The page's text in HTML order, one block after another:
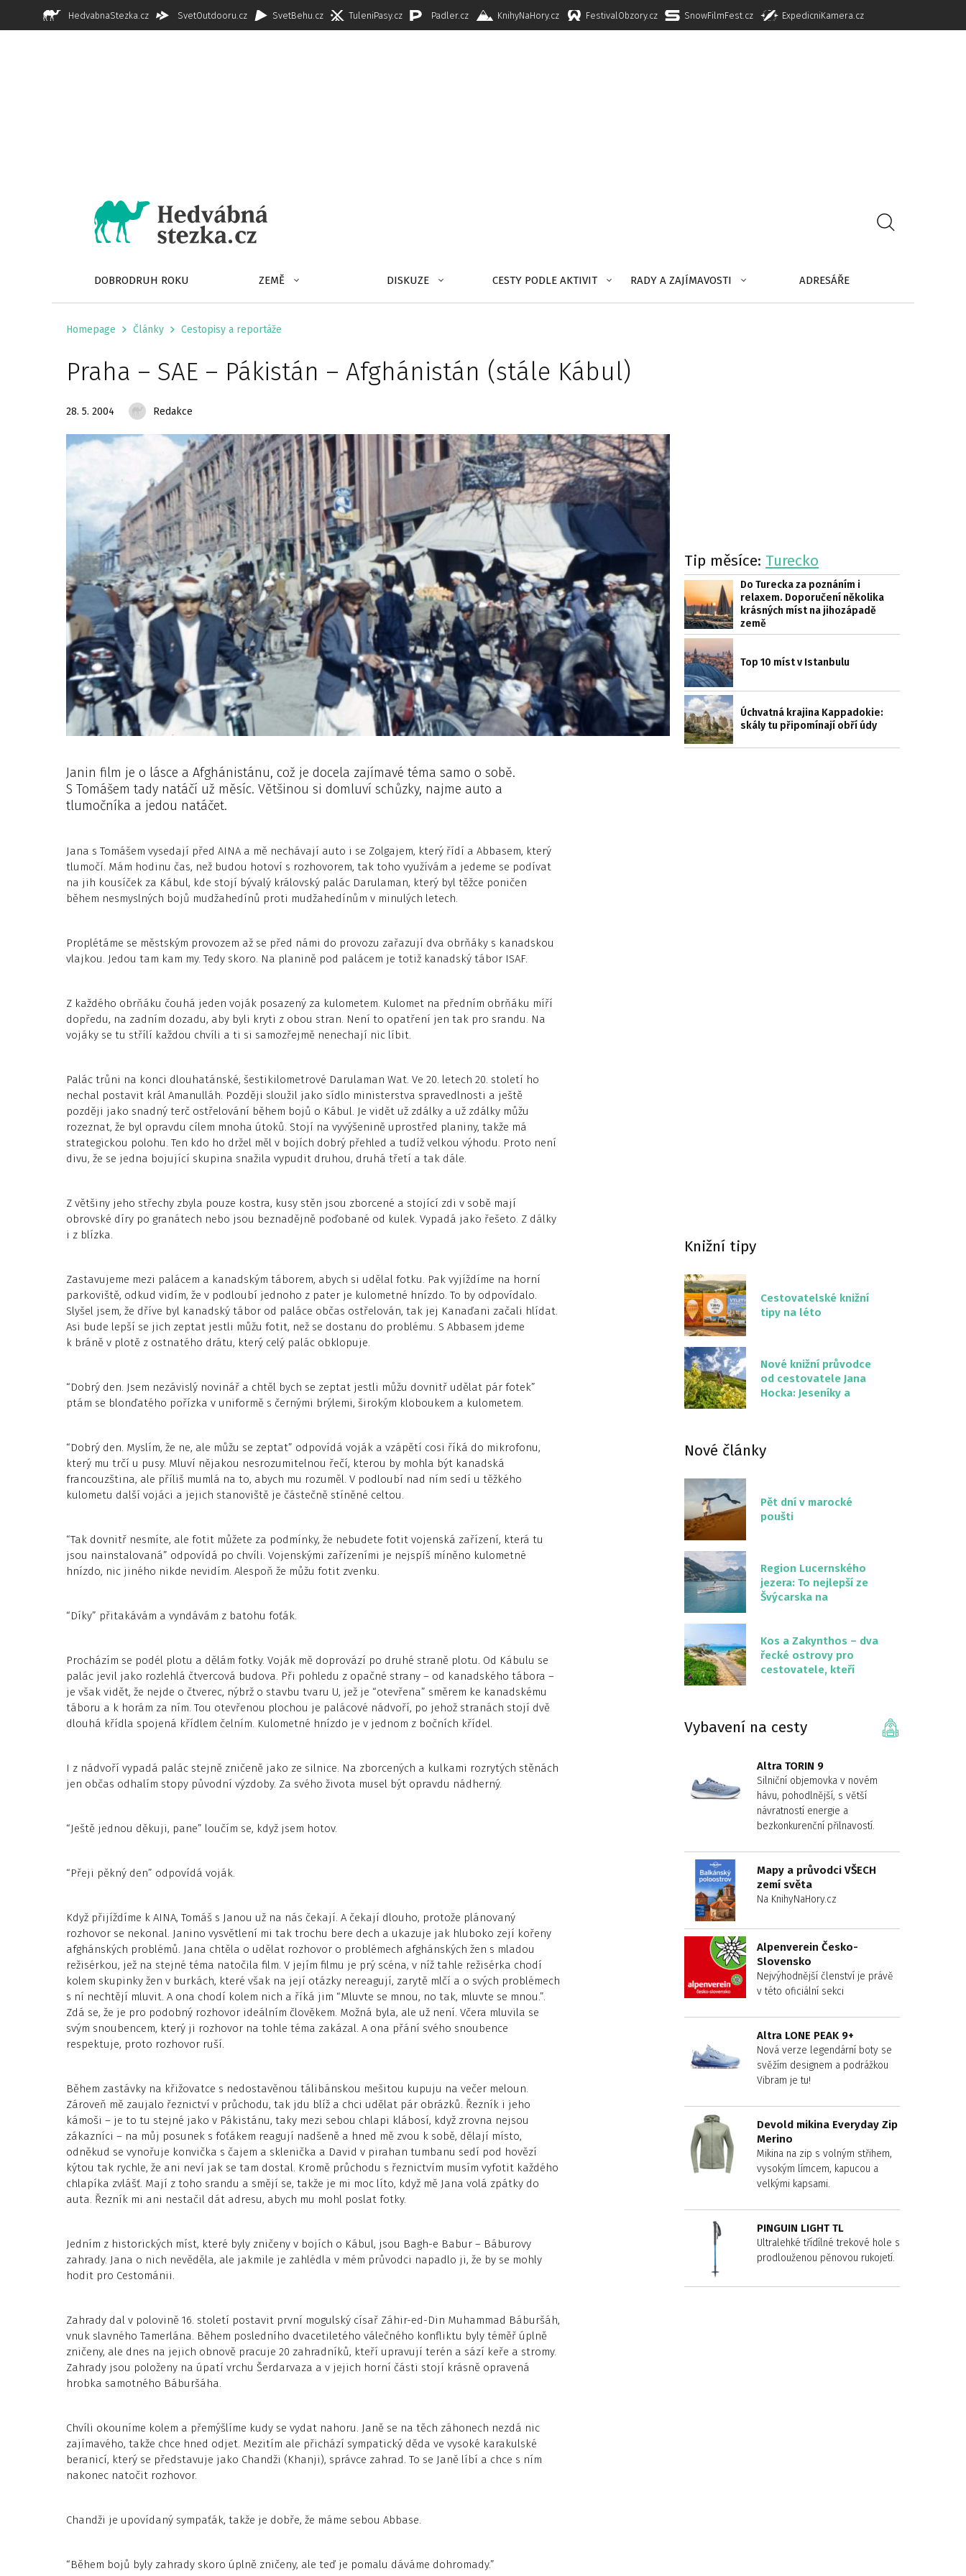
HedvabnaStezka.cz SvetOutdooru.cz SvetBehu.cz TuleniPasy.cz Padler.cz KnihyNaHory.cz FestivalObzory.cz SnowFilmFest.cz ExpedicniKamera.cz
DOBRODRUH ROKU ZEMĚ DISKUZE CESTY PODLE AKTIVIT RADY A ZAJÍMAVOSTI ADRESÁŘE
Homepage Články Cestopisy a reportáže
Praha – SAE – Pákistán – Afghánistán (stále Kábul)
28. 5. 2004 Redakce
Janin film je o lásce a Afghánistánu, což je docela zajímavé téma samo o sobě.
S Tomášem tady natáčí už měsíc. Většinou si domluví schůzky, najme auto a
tlumočníka a jedou natáčet.
Jana s Tomášem vysedají před AINA a mě nechávají auto i se Zolgajem, který řídí a Abbasem, který
tlumočí. Mám hodinu čas, než budou hotoví s rozhovorem, tak toho využívám a jedeme se podívat
na jih kousíček za Kábul, kde stojí bývalý královský palác Darulaman, který byl těžce poničen
během nesmyslných bojů mudžahedínů proti mudžahedínům v minulých letech.
Proplétáme se městským provozem až se před námi do provozu zařazují dva obrňáky s kanadskou
vlajkou. Jedou tam kam my. Tedy skoro. Na planině pod palácem je totiž kanadský tábor ISAF.
Z každého obrňáku čouhá jeden voják posazený za kulometem. Kulomet na předním obrňáku míří
dopředu, na zadním dozadu, aby byli kryti z obou stran. Není to opatření jen tak pro srandu. Na
vojáky se tu střílí každou chvíli a ti si samozřejmě nenechají nic líbit.
Palác trůni na konci dlouhatánské, šestikilometrové Darulaman Wat. Ve 20. letech 20. století ho
nechal postavit král Amanulláh. Později sloužil jako sídlo ministerstva spravedlnosti a ještě
později jako snadný terč ostřelování během bojů o Kábul. Je vidět už zdálky a už zdálky můžu
rozeznat, že byl opravdu cílem mnoha útoků. Stojí na vyvýšenině uprostřed planiny, takže má
strategickou polohu. Ten kdo ho držel měl v bojích dobrý přehled a tudíž velkou výhodu. Proto není
divu, že se jedna bojující skupina snažila vypudit druhou, druhá třetí a tak dále.
Z většiny jeho střechy zbyla pouze kostra, kusy stěn jsou zborcené a stojící zdi v sobě mají
obrovské díry po granátech nebo jsou beznadějně poďobané od kulek. Vypadá jako řešeto. Z dálky
i z blízka.
Zastavujeme mezi palácem a kanadským táborem, abych si udělal fotku. Pak vyjíždíme na horní
parkoviště, odkud vidím, že v podloubí jednoho z pater je kulometné hnízdo. To by odpovídalo.
Slyšel jsem, že dříve byl kanadský tábor od paláce občas ostřelován, tak jej Kanaďani začali hlídat.
Asi bude lepší se jich zeptat jestli můžu fotit, než se dostanu do problému. S Abbasem jdeme
k bráně v plotě z ostnatého drátu, který celý palác obklopuje.
“Dobrý den. Jsem nezávislý novinář a chtěl bych se zeptat jestli můžu dovnitř udělat pár fotek”
ptám se blonďatého pořízka v uniformě s černými brýlemi, širokým kloboukem a kulometem.
“Dobrý den. Myslím, že ne, ale můžu se zeptat” odpovídá voják a vzápětí cosi říká do mikrofonu,
který mu trčí u pusy. Mluví nějakou nesrozumitelnou řečí, kterou by mohla být kanadská
francouzština, ale příliš mumlá na to, abych mu rozuměl. V podloubí nad ním sedí u těžkého
kulometu další vojáci a jejich stanoviště je částečně stíněné celtou.
“Tak dovnitř nesmíte, ale fotit můžete za podmínky, že nebudete fotit vojenská zařízení, která tu
jsou nainstalovaná” odpovídá po chvíli. Vojenskými zařízeními je nejspíš míněno kulometné
hnízdo, nic jiného nikde nevidím. Alespoň že můžu fotit zvenku.
“Díky” přitakávám a vyndávám z batohu foťák.
Procházím se podél plotu a dělám fotky. Voják mě doprovází po druhé straně plotu. Od Kábulu se
palác jevil jako rozlehlá čtvercová budova. Při pohledu z opačné strany – od kanadského tábora –
je však vidět, že nejde o čtverec, nýbrž o stavbu tvaru U, jež je “otevřena” směrem ke kanadskému
táboru a k horám za ním. Tou otevřenou plochou je palácové nádvoří, po jehož stranách stojí dvě
dlouhá křídla spojená křídlem čelním. Kulometné hnízdo je v jednom z bočních křídel.
I z nádvoří vypadá palác stejně zničeně jako ze silnice. Na zborcených a kulkami rozrytých stěnách
jen občas odhalím stopy původní výzdoby. Za svého života musel být opravdu nádherný.
“Ještě jednou děkuji, pane” loučím se, když jsem hotov.
“Přeji pěkný den” odpovídá voják.
Když přijíždíme k AINA, Tomáš s Janou už na nás čekají. A čekají dlouho, protože plánovaný
rozhovor se nekonal. Janino vysvětlení mi tak trochu bere dech a ukazuje jak hluboko zejí kořeny
afghánských problémů. Jana chtěla o udělat rozhovor o problémech afghánských žen s mladou
režisérkou, jež na stejné téma natočila film. V jejím filmu je prý scéna, v níž tahle režisérka chodí
kolem skupinky žen v burkách, které však na její otázky nereagují, zarytě mlčí a o svých problémech
s ní nechtějí mluvit. A ona chodí kolem nich a říká jim “Mluvte se mnou, no tak, mluvte se mnou.”.
Zdá se, že je pro podobný rozhovor ideálním člověkem. Možná byla, ale už není. Včera mluvila se
svým snoubencem, který ji rozhovor na tohle téma zakázal. A ona přání svého snoubence
respektuje, proto rozhovor ruší.
Během zastávky na křižovatce s nedostavěnou tálibánskou mešitou kupuju na večer meloun.
Zároveň mě zaujalo řeznictví v průchodu, tak jdu blíž a chci udělat pár obrázků. Řezník i jeho
kámoši – je to tu stejné jako v Pákistánu, taky mezi sebou chlapi klábosí, když zrovna nejsou
zákazníci – na můj posunek s foťákem reagují nadšeně a hned mě zvou k sobě, dělají místo,
odněkud se vynořuje konvička s čajem a sklenička a David v pirahan tumbanu sedí pod hovězí
kýtou tak rychle, že ani neví jak se tam dostal. Kromě průchodu s řeznictvím musím vyfotit každého
chlapíka zvlášť. Mají z toho srandu a smějí se, takže je mi moc líto, když mě Jana volá zpátky do
auta. Řezník mi ani nestačil dát adresu, abych mu mohl poslat fotky.
Jedním z historických míst, které byly zničeny v bojích o Kábul, jsou Bagh-e Babur – Báburovy
zahrady. Jana o nich nevěděla, ale jakmile je zahlédla v mém průvodci napadlo ji, že by se mohly
hodit pro Cestománii.
Zahrady dal v polovině 16. století postavit první mogulský císař Záhir-ed-Din Muhammad Báburšáh,
vnuk slavného Tamerlána. Během posledního dvacetiletého válečného konfliktu byly téměř úplně
zničeny, ale dnes na jejich obnově pracuje 20 zahradníků, kteří upravují terén a sází keře a stromy.
Zahrady jsou položeny na úpatí vrchu Šerdarvaza a v jejich horní části stojí krásně opravená
hrobka samotného Báburšáha.
Chvíli okouníme kolem a přemýšlíme kudy se vydat nahoru. Janě se na těch záhonech nezdá nic
zajímavého, takže chce hned odjet. Mezitím ale přichází sympatický děda ve vysoké karakulské
beranicí, který se představuje jako Chandži (Khanji), správce zahrad. To se Janě líbí a chce s ním
nakonec natočit rozhovor.
Chandži je upovídaný sympaťák, takže je dobře, že máme sebou Abbase.
“Během bojů byly zahrady skoro úplně zničeny, ale teď je pomalu dáváme dohromady.”
Tip měsíce: Turecko
Do Turecka za poznáním i
relaxem. Doporučení několika
krásných míst na jihozápadě
země
Top 10 míst v Istanbulu
Úchvatná krajina Kappadokie:
skály tu připomínají obří údy
Knižní tipy
Cestovatelské knižní
tipy na léto
Nové knižní průvodce
od cestovatele Jana
Hocka: Jeseníky a
Nové články
Pět dní v marocké
poušti
Region Lucernského
jezera: To nejlepší ze
Švýcarska na
Kos a Zakynthos – dva
řecké ostrovy pro
cestovatele, kteří
Vybavení na cesty
Altra TORIN 9
Silniční objemovka v novém
hávu, pohodlnější, s větší
návratností energie a
bezkonkurenční přilnavostí.
Mapy a průvodci VŠECH
zemí světa
Na KnihyNaHory.cz
Alpenverein Česko-
Slovensko
Nejvýhodnější členství je právě
v této oficiální sekci
Altra LONE PEAK 9+
Nová verze legendární boty se
svěžím designem a podrážkou
Vibram je tu!
Devold mikina Everyday Zip
Merino
Mikina na zip s volným střihem,
vysokým límcem, kapucou a
velkými kapsami.
PINGUIN LIGHT TL
Ultralehké třídílné trekové hole s
prodlouženou pěnovou rukojetí.